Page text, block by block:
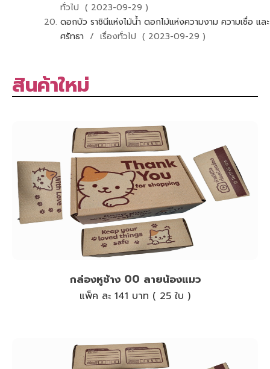
ทั่วไป ( 2023-09-29 )
ดอกบัว ราชินีแห่งไม้น้ำ ดอกไม้แห่งความงาม ความเชื่อ และ
ศรัทธา / เรื่องทั่วไป ( 2023-09-29 )
สินค้าใหม่
กล่องหูช้าง 00 ลายน้องแมว
แพ็ค ละ 141 บาท ( 25 ใบ )